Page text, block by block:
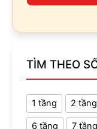
TÌM THEO
1 tầng 2 tầng
6 tầng 7 tầng